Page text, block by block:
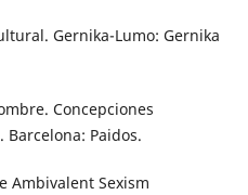
Gernika-Lumo: Gernika
Concepciones
Paidos.
Ambivalent Sexism